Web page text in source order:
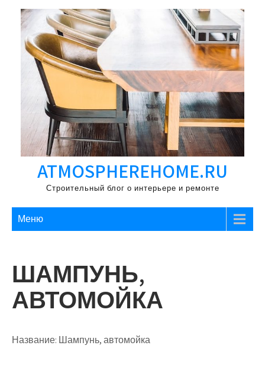
Перейти
содержимому
ATMOSPHEREHOME.RU
Строительный блог о интерьере и ремонте
Меню
ШАМПУНЬ,
АВТОМОЙКА
Название: Шампунь, автомойка